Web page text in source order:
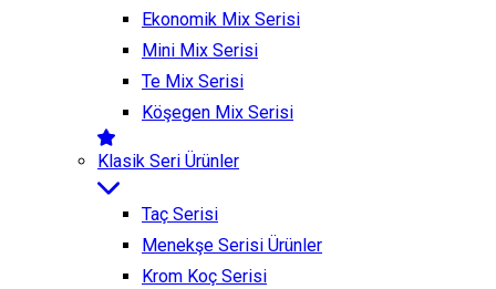
Ekonomik Mix Serisi
Mini Mix Serisi
Te Mix Serisi
Köşegen Mix Serisi
Klasik Seri Ürünler
Taç Serisi
Menekşe Serisi Ürünler
Krom Koç Serisi